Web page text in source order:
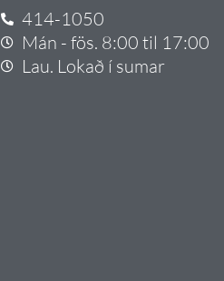
414-1050
Mán - fös. 8:00 til 17:00
Lau. Lokað í sumar